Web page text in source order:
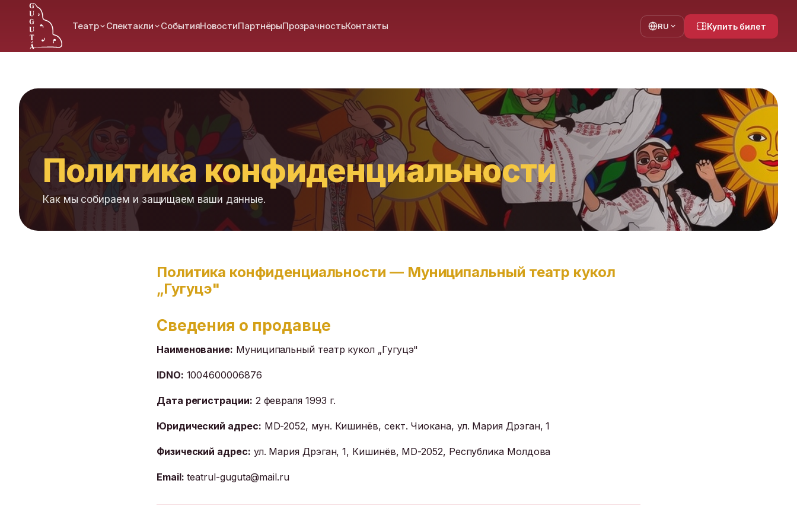
Театр Спектакли СобытияНовостиПартнёрыПрозрачностьКонтакты RU Купить билет
Политика конфиденциальности
Как мы собираем и защищаем ваши данные.
Политика конфиденциальности — Муниципальный театр кукол
„Гугуцэ"
Сведения о продавце
Наименование: Муниципальный театр кукол „Гугуцэ"
IDNO: 1004600006876
Дата регистрации: 2 февраля 1993 г.
Юридический адрес: MD-2052, мун. Кишинёв, сект. Чиокана, ул. Мария Дрэган, 1
Физический адрес: ул. Мария Дрэган, 1, Кишинёв, MD-2052, Республика Молдова
Email: teatrul-guguta@mail.ru